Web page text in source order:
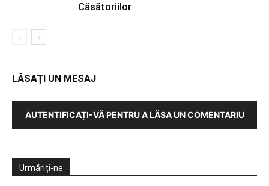
Căsătoriilor
LĂSAȚI UN MESAJ
AUTENTIFICAȚI-VĂ PENTRU A LĂSA UN COMENTARIU
Urmăriți-ne